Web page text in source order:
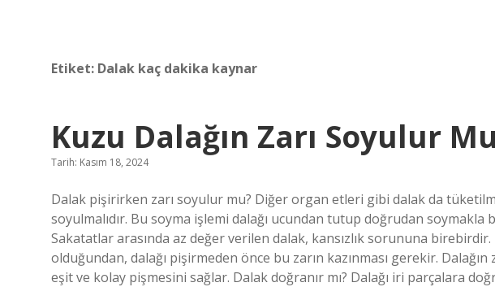
Etiket: Dalak kaç dakika kaynar
Kuzu Dalağın Zarı Soyulur Mu
Tarih: Kasım 18, 2024
Dalak pişirirken zarı soyulur mu? Diğer organ etleri gibi dalak da
soyulmalıdır. Bu soyma işlemi dalağı ucundan tutup doğrudan soymakla
Sakatatlar arasında az değer verilen dalak, kansızlık sorununa birebirdir.
olduğundan, dalağı pişirmeden önce bu zarın kazınması gerekir. Dalağın
eşit ve kolay pişmesini sağlar. Dalak doğranır mı? Dalağı iri parçalara